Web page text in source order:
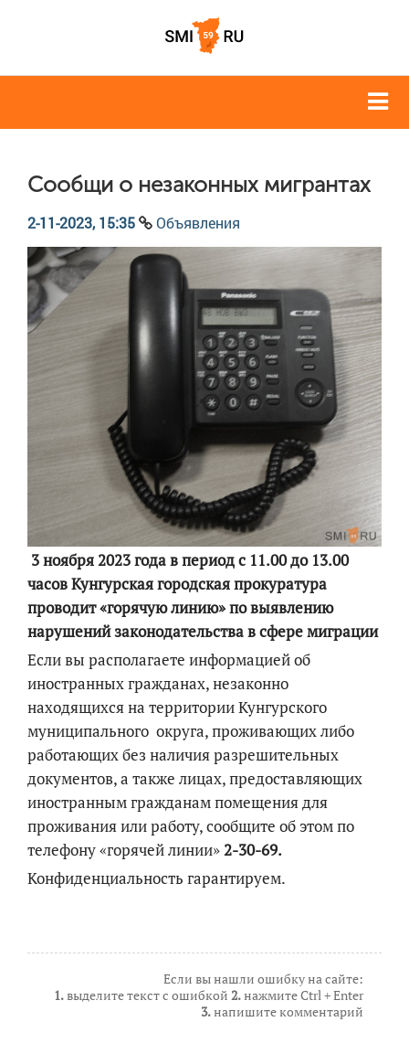
Сообщи о незаконных мигрантах
2-11-2023, 15:35 Объявления
3 ноября 2023 года в период с 11.00 до 13.00
часов Кунгурская городская прокуратура
проводит «горячую линию» по выявлению
нарушений законодательства в сфере миграции
Если вы располагаете информацией об
иностранных гражданах, незаконно
находящихся на территории Кунгурского
муниципального округа, проживающих либо
работающих без наличия разрешительных
документов, а также лицах, предоставляющих
иностранным гражданам помещения для
проживания или работу, сообщите об этом по
телефону «горячей линии»2-30-69.
Конфиденциальность гарантируем.
Если вы нашли ошибку на сайте:
1.выделите текст с ошибкой 2.нажмите Ctrl + Enter
3.напишите комментарий